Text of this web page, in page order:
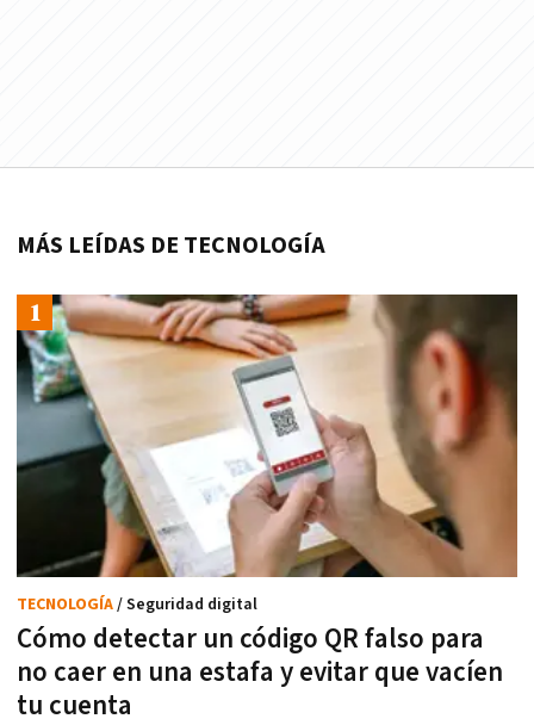
MÁS LEÍDAS DE TECNOLOGÍA
Cómo detectar un código QR falso para
no caer en una estafa y evitar que vacíen
tu cuenta
TECNOLOGÍA/ Seguridad digital